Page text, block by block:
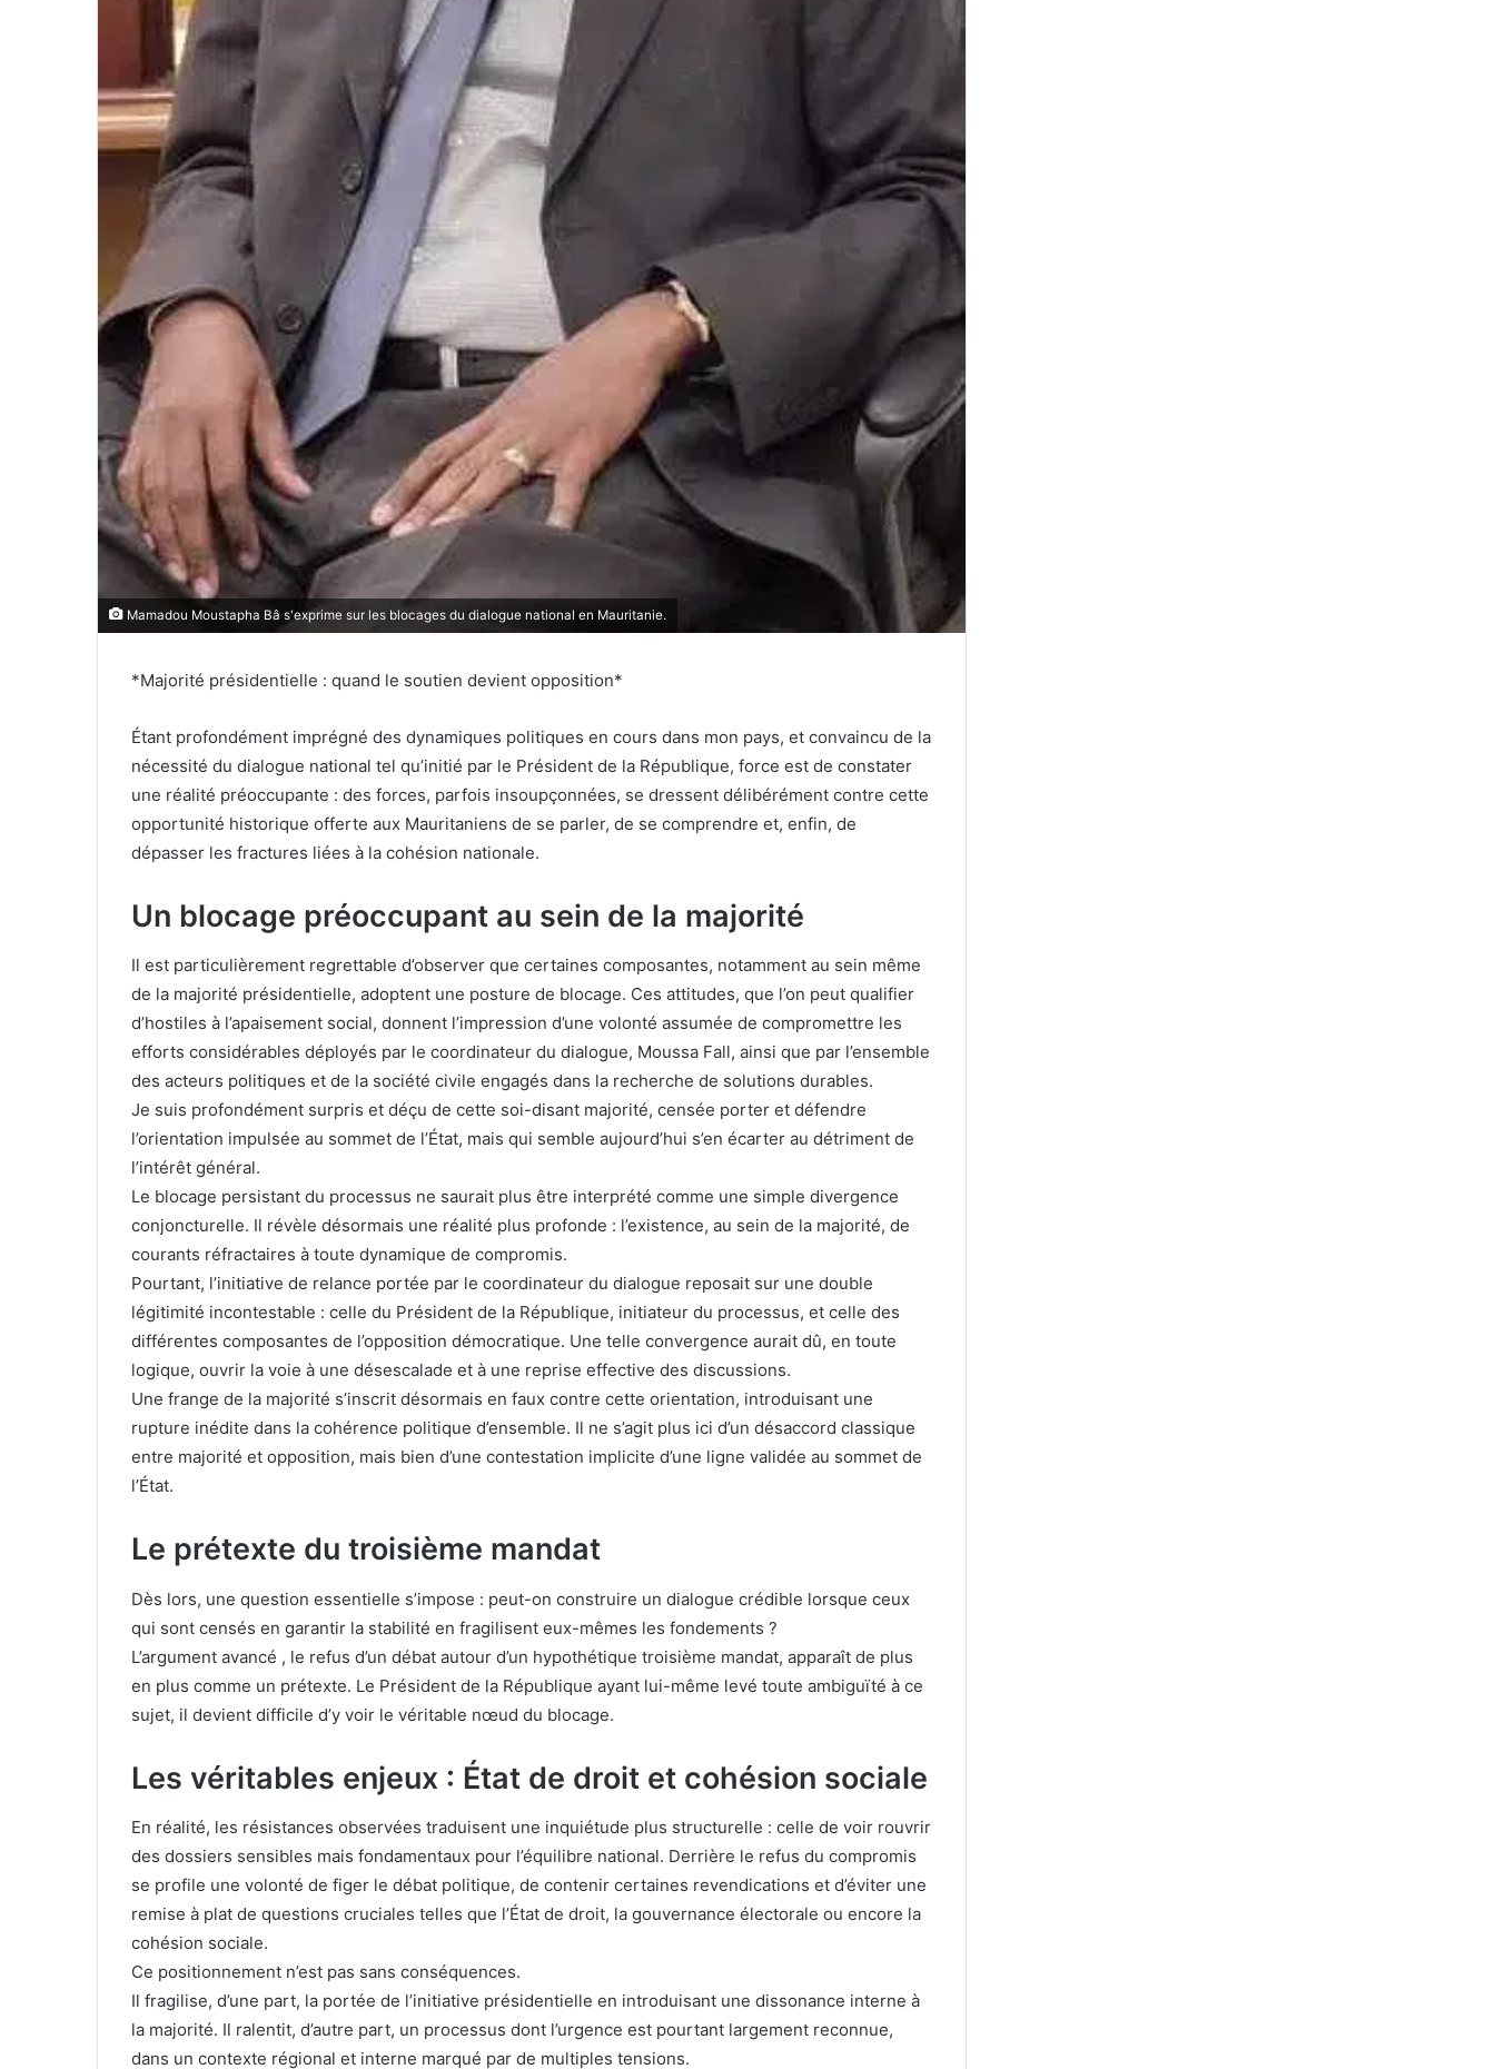
Mamadou Moustapha Bâ s'exprime sur les blocages du dialogue national en Mauritanie.
*Majorité présidentielle : quand le soutien devient opposition*
Étant profondément imprégné des dynamiques politiques en cours dans mon pays, et convaincu de la
nécessité du dialogue national tel qu’initié par le Président de la République, force est de constater
une réalité préoccupante : des forces, parfois insoupçonnées, se dressent délibérément contre cette
opportunité historique offerte aux Mauritaniens de se parler, de se comprendre et, enfin, de
dépasser les fractures liées à la cohésion nationale.
Un blocage préoccupant au sein de la majorité
Il est particulièrement regrettable d’observer que certaines composantes, notamment au sein même
de la majorité présidentielle, adoptent une posture de blocage. Ces attitudes, que l’on peut qualifier
d’hostiles à l’apaisement social, donnent l’impression d’une volonté assumée de compromettre les
efforts considérables déployés par le coordinateur du dialogue, Moussa Fall, ainsi que par l’ensemble
des acteurs politiques et de la société civile engagés dans la recherche de solutions durables.
Je suis profondément surpris et déçu de cette soi-disant majorité, censée porter et défendre
l’orientation impulsée au sommet de l’État, mais qui semble aujourd’hui s’en écarter au détriment de
l’intérêt général.
Le blocage persistant du processus ne saurait plus être interprété comme une simple divergence
conjoncturelle. Il révèle désormais une réalité plus profonde : l’existence, au sein de la majorité, de
courants réfractaires à toute dynamique de compromis.
Pourtant, l’initiative de relance portée par le coordinateur du dialogue reposait sur une double
légitimité incontestable : celle du Président de la République, initiateur du processus, et celle des
différentes composantes de l’opposition démocratique. Une telle convergence aurait dû, en toute
logique, ouvrir la voie à une désescalade et à une reprise effective des discussions.
Une frange de la majorité s’inscrit désormais en faux contre cette orientation, introduisant une
rupture inédite dans la cohérence politique d’ensemble. Il ne s’agit plus ici d’un désaccord classique
entre majorité et opposition, mais bien d’une contestation implicite d’une ligne validée au sommet de
l’État.
Le prétexte du troisième mandat
Dès lors, une question essentielle s’impose : peut-on construire un dialogue crédible lorsque ceux
qui sont censés en garantir la stabilité en fragilisent eux-mêmes les fondements ?
L’argument avancé , le refus d’un débat autour d’un hypothétique troisième mandat, apparaît de plus
en plus comme un prétexte. Le Président de la République ayant lui-même levé toute ambiguïté à ce
sujet, il devient difficile d’y voir le véritable nœud du blocage.
Les véritables enjeux : État de droit et cohésion sociale
En réalité, les résistances observées traduisent une inquiétude plus structurelle : celle de voir rouvrir
des dossiers sensibles mais fondamentaux pour l’équilibre national. Derrière le refus du compromis
se profile une volonté de figer le débat politique, de contenir certaines revendications et d’éviter une
remise à plat de questions cruciales telles que l’État de droit, la gouvernance électorale ou encore la
cohésion sociale.
Ce positionnement n’est pas sans conséquences.
Il fragilise, d’une part, la portée de l’initiative présidentielle en introduisant une dissonance interne à
la majorité. Il ralentit, d’autre part, un processus dont l’urgence est pourtant largement reconnue,
dans un contexte régional et interne marqué par de multiples tensions.